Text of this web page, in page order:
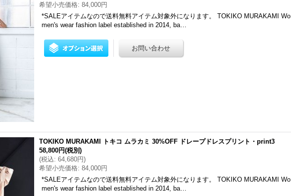
希望小売価格: 84,000円
*SALEアイテムなので送料無料アイテム対象外になります。 TOKIKO MURAKAMI Wo
men's wear fashion label established in 2014, ba…
TOKIKO MURAKAMI トキコ ムラカミ 30%OFF ドレープドレスプリント・print3
58,800円(税別)
(税込: 64,680円)
希望小売価格: 84,000円
*SALEアイテムなので送料無料アイテム対象外になります。 TOKIKO MURAKAMI Wo
men's wear fashion label established in 2014, ba…